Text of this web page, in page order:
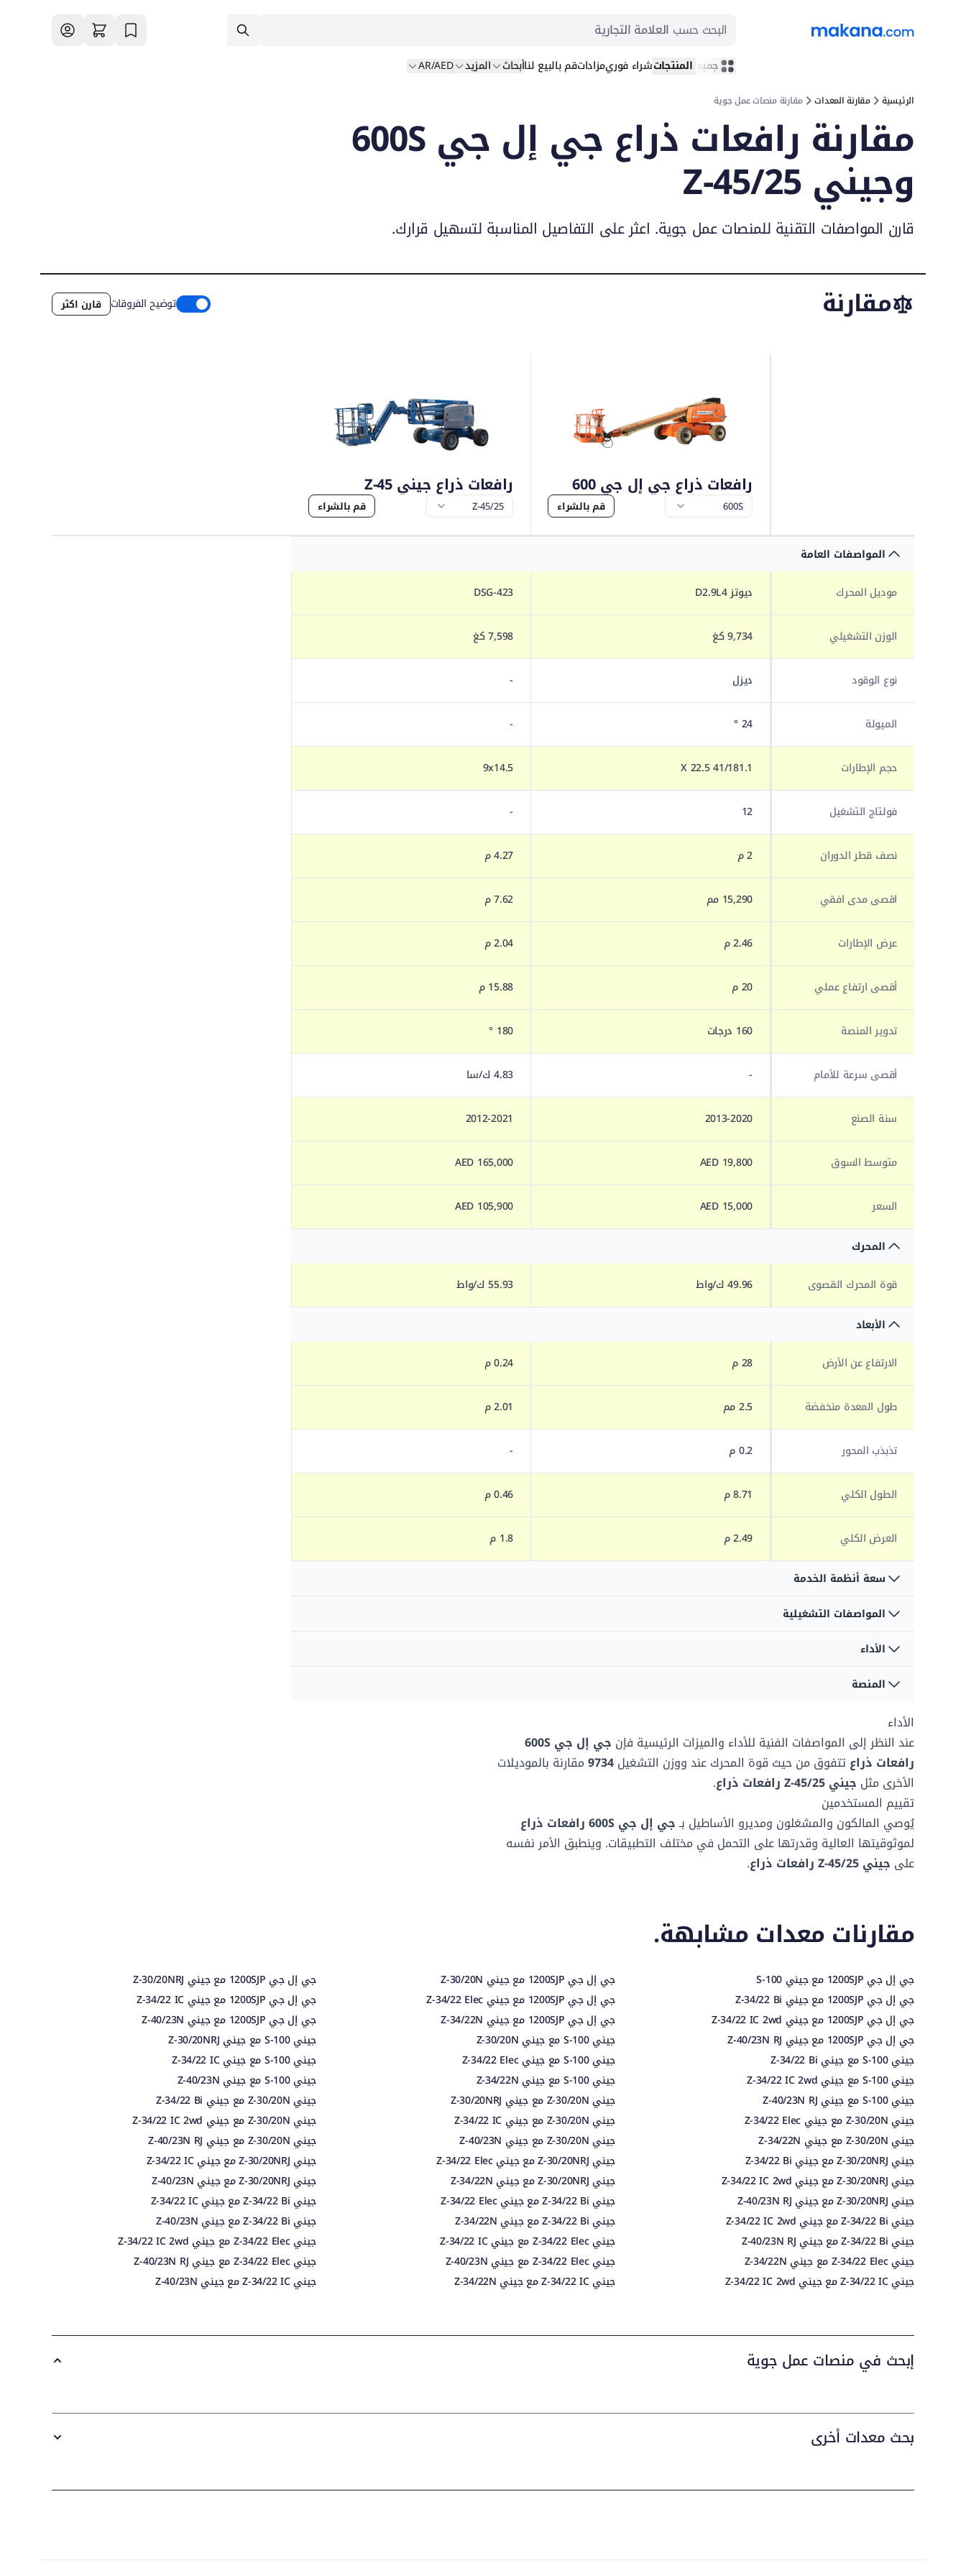
البحث حسب العلامة التجارية
جميع المنتجاتشراء فوريمزاداتقم بالبيع لناأبحاث المزيد AR/AED
الرئيسية مقارنة المعدات مقارنة منصات عمل جوية
مقارنة رافعات ذراع جي إل جي 600S
وجيني Z-45/25
قارن المواصفات التقنية للمنصات عمل جوية. اعثر على التفاصيل المناسبة لتسهيل قرارك.
مقارنة توضيح الفروقات قارن اكثر
رافعات ذراع جي إل جي 600
قم بالشراء
رافعات ذراع جيني Z-45
قم بالشراء
المواصفات العامة
موديل المحرك
ديوتز D2.9L4 DSG-423
الوزن التشغيلي 9,734 كغ 7,598 كغ
نوع الوقود ديزل -
الميولة 24 °
-
حجم الإطارات 41/181.1 X 22.5
9x14.5
فولتاج التشغيل 12
-
نصف قطر الدوران 2 م 4.27 م
اقصى مدى افقي 15,290 مم 7.62 م
عرض الإطارات 2.46 م 2.04 م
أقصى ارتفاع عملي 20 م 15.88 م
تدوير المنصة 160 درجات 180 °
أقصى سرعة للأمام - 4.83 ك/سا
سنة الصنع 2013-2020
2012-2021
متوسط السوق 19,800 AED
165,000 AED
السعر 15,000 AED
105,900 AED
المحرك
قوة المحرك القصوى
49.96 ك/واط 55.93 ك/واط
الأبعاد
الارتفاع عن الأرض
28 م 0.24 م
طول المعدة منخفضة 2.5 مم 2.01 م
تذبذب المحور 0.2 م -
الطول الكلي 8.71 م 0.46 م
العرض الكلي 2.49 م 1.8 م
سعة أنظمة الخدمة
سعة الوقود
المواصفات التشغيلية
التأرجح
نوع الاطارات مملوءة بالرغوة
الأداء
سعة المنصة - غير مقيد
سرعة القيادة - المنصة
منخفضة 6.8 ك/سا
المنصة
بعد المنصة أ
بعد المنصة ب 2.44 م 183.13 سم
الأداء
عند النظر إلى المواصفات الفنية للأداء والميزات الرئيسية فإن
جي إل جي 600S
رافعات ذراعتتفوق من حيث قوة المحرك عندووزن التشغيل9734مقارنة بالموديلات
الأخرى مثل جيني Z-45/25 رافعات ذراع
.
تقييم المستخدمين
يُوصي المالكون والمشغلون ومديرو الأساطيل بـجي إل جي 600S رافعات ذراع
لموثوقيتها العالية وقدرتها على التحمل في مختلف التطبيقات. وينطبق الأمر نفسه
على جيني Z-45/25 رافعات ذراع .
مقارنات معدات مشابهة.
جي إل جي 1200SJP مع جيني S-100 جي إل جي 1200SJP مع جيني Z-30/20N
جي إل جي 1200SJP مع جيني Z-30/20NRJ
جي إل جي 1200SJP مع جيني Z-34/22 Bi
جي إل جي 1200SJP مع جيني Z-34/22 Elec
جي إل جي 1200SJP مع جيني Z-34/22 IC
جي إل جي 1200SJP مع جيني Z-34/22 IC 2wd
جي إل جي 1200SJP مع جيني Z-34/22N
جي إل جي 1200SJP مع جيني Z-40/23N
جي إل جي 1200SJP مع جيني Z-40/23N RJ
جيني S-100 مع جيني Z-30/20N
جيني S-100 مع جيني Z-30/20NRJ
جيني S-100 مع جيني Z-34/22 Bi
جيني S-100 مع جيني Z-34/22 Elec
جيني S-100 مع جيني Z-34/22 IC
جيني S-100 مع جيني Z-34/22 IC 2wd
جيني S-100 مع جيني Z-34/22N
جيني S-100 مع جيني Z-40/23N
جيني S-100 مع جيني Z-40/23N RJ
جيني Z-30/20N مع جيني Z-30/20NRJ
جيني Z-30/20N مع جيني Z-34/22 Bi
جيني Z-30/20N مع جيني Z-34/22 Elec
جيني Z-30/20N مع جيني Z-34/22 IC
جيني Z-30/20N مع جيني Z-34/22 IC 2wd
جيني Z-30/20N مع جيني Z-34/22N
جيني Z-30/20N مع جيني Z-40/23N
جيني Z-30/20N مع جيني Z-40/23N RJ
جيني Z-30/20NRJ مع جيني Z-34/22 Bi
جيني Z-30/20NRJ مع جيني Z-34/22 Elec
جيني Z-30/20NRJ مع جيني Z-34/22 IC
جيني Z-30/20NRJ مع جيني Z-34/22 IC 2wd
جيني Z-30/20NRJ مع جيني Z-34/22N
جيني Z-30/20NRJ مع جيني Z-40/23N
جيني Z-30/20NRJ مع جيني Z-40/23N RJ
جيني Z-34/22 Bi مع جيني Z-34/22 Elec
جيني Z-34/22 Bi مع جيني Z-34/22 IC
جيني Z-34/22 Bi مع جيني Z-34/22 IC 2wd
جيني Z-34/22 Bi مع جيني Z-34/22N
جيني Z-34/22 Bi مع جيني Z-40/23N
جيني Z-34/22 Bi مع جيني Z-40/23N RJ
جيني Z-34/22 Elec مع جيني Z-34/22 IC
جيني Z-34/22 Elec مع جيني Z-34/22 IC 2wd
جيني Z-34/22 Elec مع جيني Z-34/22N
جيني Z-34/22 Elec مع جيني Z-40/23N
جيني Z-34/22 Elec مع جيني Z-40/23N RJ
جيني Z-34/22 IC مع جيني Z-34/22 IC 2wd
جيني Z-34/22 IC مع جيني Z-34/22N جيني Z-34/22 IC مع جيني Z-40/23N
إبحث في منصات عمل جوية
بحث معدات أخرى